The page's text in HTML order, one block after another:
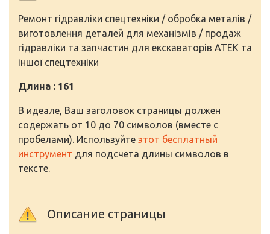
Ремонт гідравліки спецтехніки / обробка металів /
виготовлення деталей для механізмів / продаж
гідравліки та запчастин для екскаваторів АТЕК та
іншої спецтехніки
Длина : 161
В идеале, Ваш заголовок страницы должен
содержать от 10 до 70 символов (вместе с
пробелами). Используйте этот бесплатный
инструмент для подсчета длины символов в
тексте.
Описание страницы